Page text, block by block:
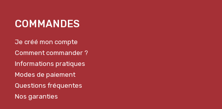
COMMANDES
Je créé mon compte
Comment commander ?
Informations pratiques
Modes de paiement
Questions fréquentes
Nos garanties